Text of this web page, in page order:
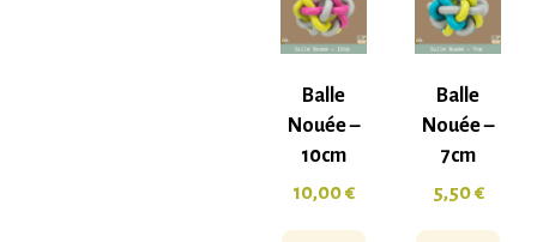
Balle
Nouée –
10cm
10,00€
Balle
Nouée –
7cm
5,50€